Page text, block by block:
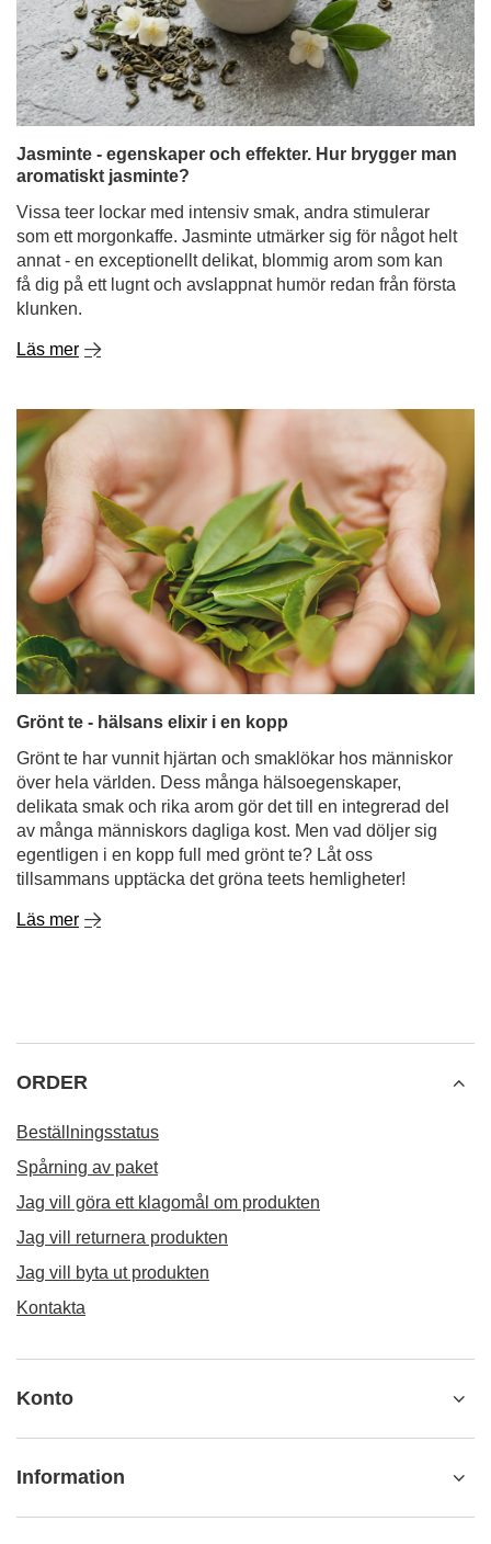
Jasminte - egenskaper och effekter. Hur brygger man
aromatiskt jasminte?
Vissa teer lockar med intensiv smak, andra stimulerar
som ett morgonkaffe. Jasminte utmärker sig för något helt
annat - en exceptionellt delikat, blommig arom som kan
få dig på ett lugnt och avslappnat humör redan från första
klunken.
Läs mer
Grönt te - hälsans elixir i en kopp
Grönt te har vunnit hjärtan och smaklökar hos människor
över hela världen. Dess många hälsoegenskaper,
delikata smak och rika arom gör det till en integrerad del
av många människors dagliga kost. Men vad döljer sig
egentligen i en kopp full med grönt te? Låt oss
tillsammans upptäcka det gröna teets hemligheter!
Läs mer
ORDER
Beställningsstatus
Spårning av paket
Jag vill göra ett klagomål om produkten
Jag vill returnera produkten
Jag vill byta ut produkten
Kontakta
Konto
Information